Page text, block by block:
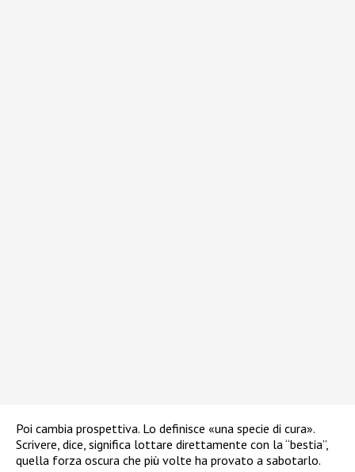
Poi cambia prospettiva. Lo definisce «una specie di cura».
Scrivere, dice, significa lottare direttamente con la “bestia”,
quella forza oscura che più volte ha provato a sabotarlo.